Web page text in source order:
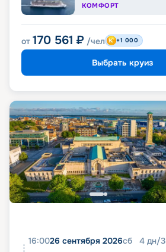
КОМФОРТ
от 170 561 ₽ /чел +1 000
Выбрать круиз
16:0026 сентября 2026сб 4 дн/3